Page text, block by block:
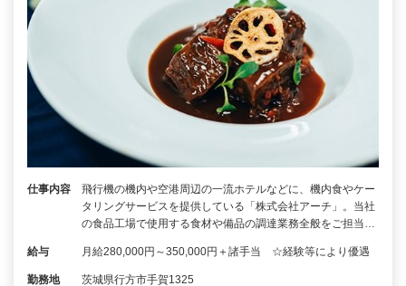
仕事内容
飛行機の機内や空港周辺の一流ホテルなどに、機内食やケー
タリングサービスを提供している「株式会社アーチ」。当社
の食品工場で使用する食材や備品の調達業務全般をご担当…
給与 月給280,000円～350,000円＋諸手当 ☆経験等により優遇
勤務地 茨城県行方市手賀1325